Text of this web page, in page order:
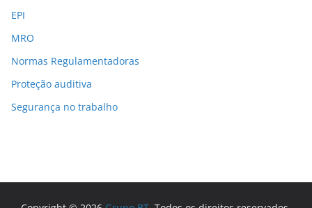
EPI
MRO
Normas Regulamentadoras
Proteção auditiva
Segurança no trabalho